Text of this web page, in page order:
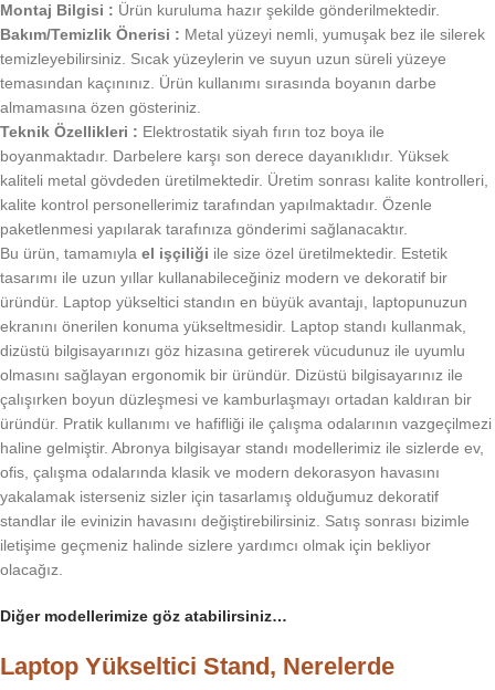
Montaj Bilgisi : Ürün kuruluma hazır şekilde gönderilmektedir.
Bakım/Temizlik Önerisi : Metal yüzeyi nemli, yumuşak bez ile silerek
temizleyebilirsiniz. Sıcak yüzeylerin ve suyun uzun süreli yüzeye
temasından kaçınınız. Ürün kullanımı sırasında boyanın darbe
almamasına özen gösteriniz.
Teknik Özellikleri : Elektrostatik siyah fırın toz boya ile
boyanmaktadır. Darbelere karşı son derece dayanıklıdır. Yüksek
kaliteli metal gövdeden üretilmektedir. Üretim sonrası kalite kontrolleri,
kalite kontrol personellerimiz tarafından yapılmaktadır. Özenle
paketlenmesi yapılarak tarafınıza gönderimi sağlanacaktır.
Bu ürün, tamamıyla el işçiliği ile size özel üretilmektedir. Estetik
tasarımı ile uzun yıllar kullanabileceğiniz modern ve dekoratif bir
üründür. Laptop yükseltici standın en büyük avantajı, laptopunuzun
ekranını önerilen konuma yükseltmesidir. Laptop standı kullanmak,
dizüstü bilgisayarınızı göz hizasına getirerek vücudunuz ile uyumlu
olmasını sağlayan ergonomik bir üründür. Dizüstü bilgisayarınız ile
çalışırken boyun düzleşmesi ve kamburlaşmayı ortadan kaldıran bir
üründür. Pratik kullanımı ve hafifliği ile çalışma odalarının vazgeçilmezi
haline gelmiştir. Abronya bilgisayar standı modellerimiz ile sizlerde ev,
ofis, çalışma odalarında klasik ve modern dekorasyon havasını
yakalamak isterseniz sizler için tasarlamış olduğumuz dekoratif
standlar ile evinizin havasını değiştirebilirsiniz. Satış sonrası bizimle
iletişime geçmeniz halinde sizlere yardımcı olmak için bekliyor
olacağız.
Diğer modellerimize göz atabilirsiniz…
Laptop Yükseltici Stand, Nerelerde